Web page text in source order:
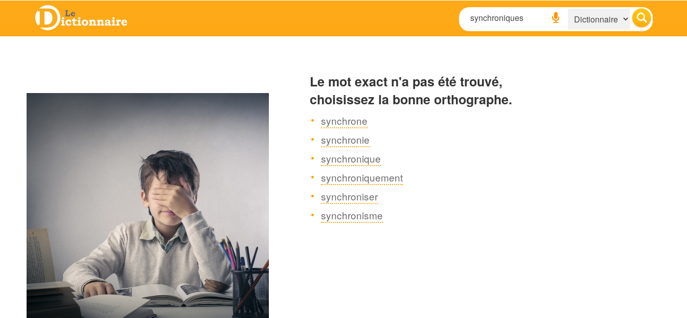
Le mot exact n'a pas été trouvé,
choisissez la bonne orthographe.
synchrone
synchronie
synchronique
synchroniquement
synchroniser
synchronisme